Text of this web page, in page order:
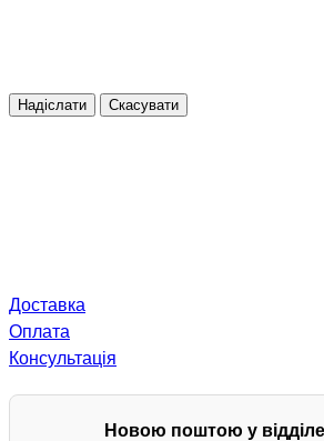
Надіслати Скасувати
Доставка
Оплата
Консультація
Новою поштою у